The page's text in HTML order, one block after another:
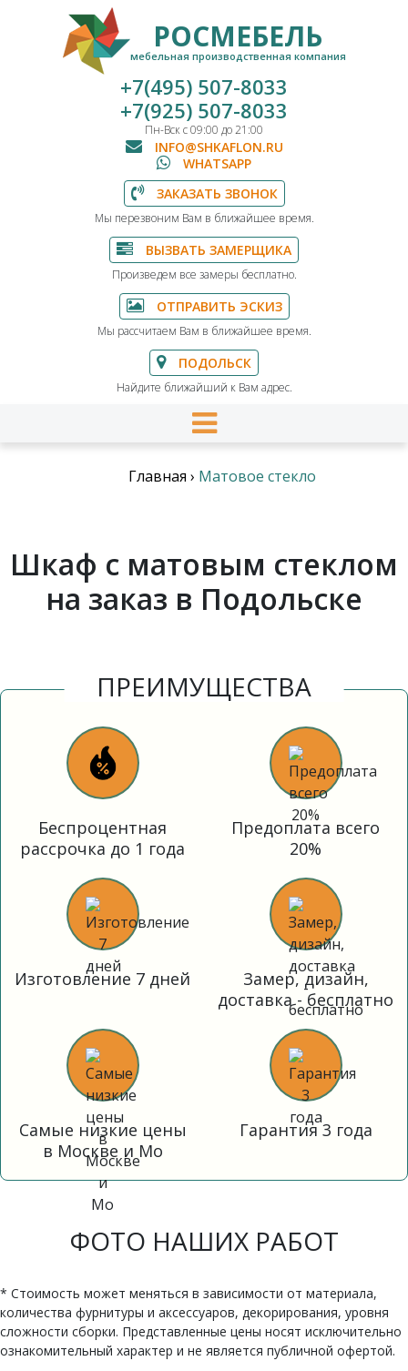
РОСМЕБЕЛЬ
мебельная производственная компания
+7(495) 507-8033
+7(925) 507-8033
Пн-Вск с 09:00 до 21:00
INFO@SHKAFLON.RU
WHATSAPP
ЗАКАЗАТЬ ЗВОНОК
Мы перезвоним Вам в ближайшее время.
ВЫЗВАТЬ ЗАМЕРЩИКА
Произведем все замеры бесплатно.
ОТПРАВИТЬ ЭСКИЗ
Мы рассчитаем Вам в ближайшее время.
ПОДОЛЬСК
Найдите ближайший к Вам адрес.
Главная › Матовое стекло
Шкаф с матовым стеклом
на заказ в Подольске
ПРЕИМУЩЕСТВА
Беспроцентная
рассрочка до 1 года
Предоплата всего
20%
Изготовление 7 дней
Замер, дизайн,
доставка - бесплатно
Самые низкие цены
в Москве и Мо
Гарантия 3 года
ФОТО НАШИХ РАБОТ
* Стоимость может меняться в зависимости от материала,
количества фурнитуры и аксессуаров, декорирования, уровня
сложности сборки. Представленные цены носят исключительно
ознакомительный характер и не является публичной офертой.